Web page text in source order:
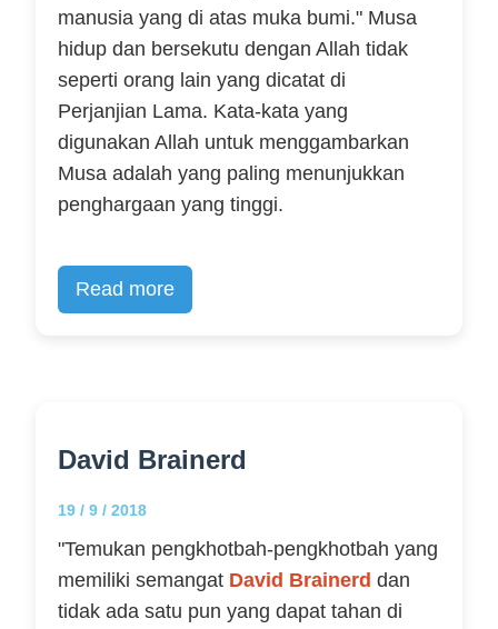
manusia yang di atas muka bumi." Musa
hidup dan bersekutu dengan Allah tidak
seperti orang lain yang dicatat di
Perjanjian Lama. Kata-kata yang
digunakan Allah untuk menggambarkan
Musa adalah yang paling menunjukkan
penghargaan yang tinggi.
Read more
David Brainerd
19 / 9 / 2018
"Temukan pengkhotbah-pengkhotbah yang
memiliki semangat David Brainerd dan
tidak ada satu pun yang dapat tahan di